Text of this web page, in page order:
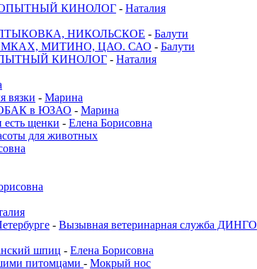
КИНОЛОГ - Наталия
НИКОЛЬСКОЕ - Балути
МИТИНО, ЦАО. САО - Балути
КИНОЛОГ - Наталия
- Марина
в ЮЗАО - Марина
щенки - Елена Борисовна
для животных
- Вызывная ветеринарная служба ДИНГО
шпиц - Елена Борисовна
питомцами - Мокрый нос